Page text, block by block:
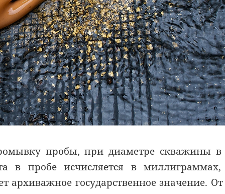
пробы, при диаметре скважины в
в пробе исчисляется в миллиграммах,
архиважное государственное значение.